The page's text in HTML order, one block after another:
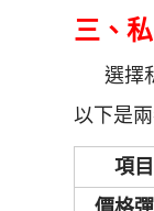
三、
選擇
以下是
項目